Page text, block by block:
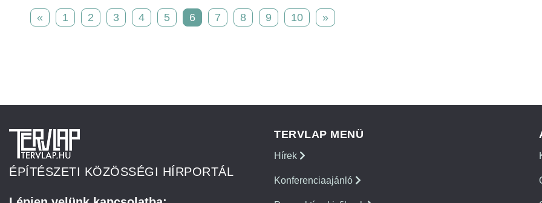
« 1 2 3 4 5 6 7 8 9 10 »
ÉPÍTÉSZETI KÖZÖSSÉGI HÍRPORTÁL
TERVLAP MENÜ
Hírek
Konferenciaajánló